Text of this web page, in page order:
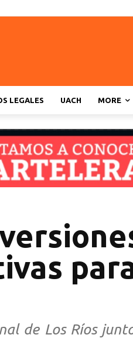
LEGALES UACH MORE
de Los Ríos